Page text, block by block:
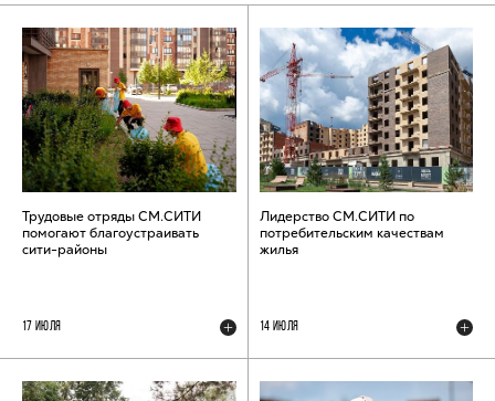
Трудовые отряды СМ.СИТИ
помогают благоустраивать
сити-районы
17 ИЮЛЯ
Лидерство СМ.СИТИ по
потребительским качествам
жилья
14 ИЮЛЯ